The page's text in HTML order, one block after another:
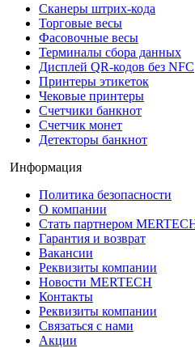
Сканеры штрих-кода
Торговые весы
Фасовочные весы
Терминалы сбора данных
Дисплей QR-кодов без NFC
Принтеры этикеток
Чековые принтеры
Счетчики банкнот
Счетчик монет
Детекторы банкнот
Информация
Политика безопасности
О компании
Стать партнером
Гарантия и возврат
Вакансии
Реквизиты компании
Новости MERTECH
Контакты
Реквизиты компании
Связаться с нами
Акции